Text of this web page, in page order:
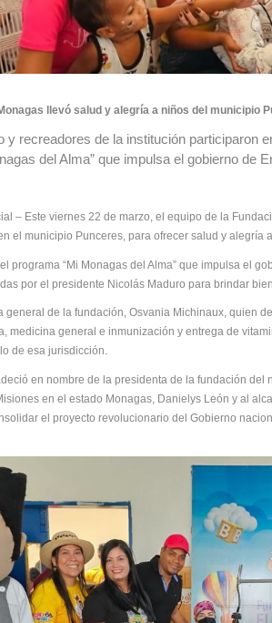
llevó salud y alegría a niños del municipio
y recreadores de la institución participaron
del Alma” que impulsa el gobierno de
– Este viernes 22 de marzo, el equipo de la
el municipio Punceres, para ofrecer salud y alegría
programa “Mi Monagas del Alma” que impulsa el
por el presidente Nicolás Maduro para brindar
general de la fundación, Osvania Michinaux, quien
medicina general e inmunización y entrega de
de esa jurisdicción.
en nombre de la presidenta de la fundación
en el estado Monagas, Danielys León y al
el proyecto revolucionario del Gobierno